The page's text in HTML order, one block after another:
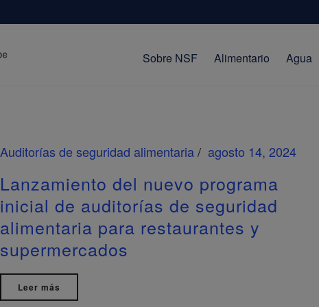
Sobre NSF Alimentario Agua
Auditorías de seguridad alimentaria agosto 14, 2024
Lanzamiento del nuevo programa
inicial de auditorías de seguridad
alimentaria para restaurantes y
supermercados
Leer más